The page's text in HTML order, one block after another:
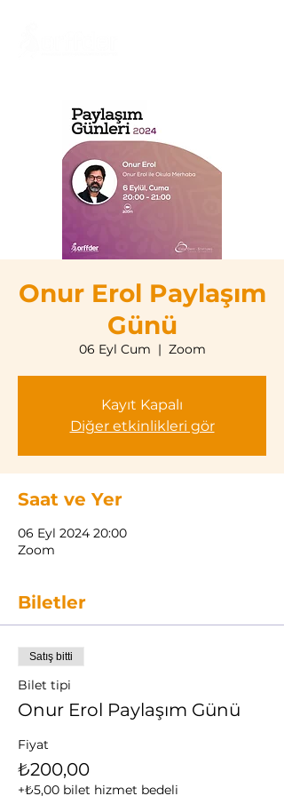
Onur Erol Paylaşım
Günü
06 Eyl Cum
  |
Zoom
Kayıt Kapalı
Diğer etkinlikleri gör
Saat ve Yer
06 Eyl 2024 20:00
Zoom
Biletler
Satış bitti
Bilet tipi
Onur Erol Paylaşım Günü
Fiyat
₺200,00
+₺5,00 bilet hizmet bedeli